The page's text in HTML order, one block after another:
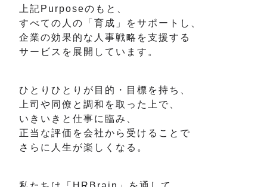
上記Purposeのもと、
すべての人の「育成」をサポートし、
企業の効果的な人事戦略を支援する
サービスを展開しています。
ひとりひとりが目的・目標を持ち、
上司や同僚と調和を取った上で、
いきいきと仕事に臨み、
正当な評価を会社から受けることで
さらに人生が楽しくなる。